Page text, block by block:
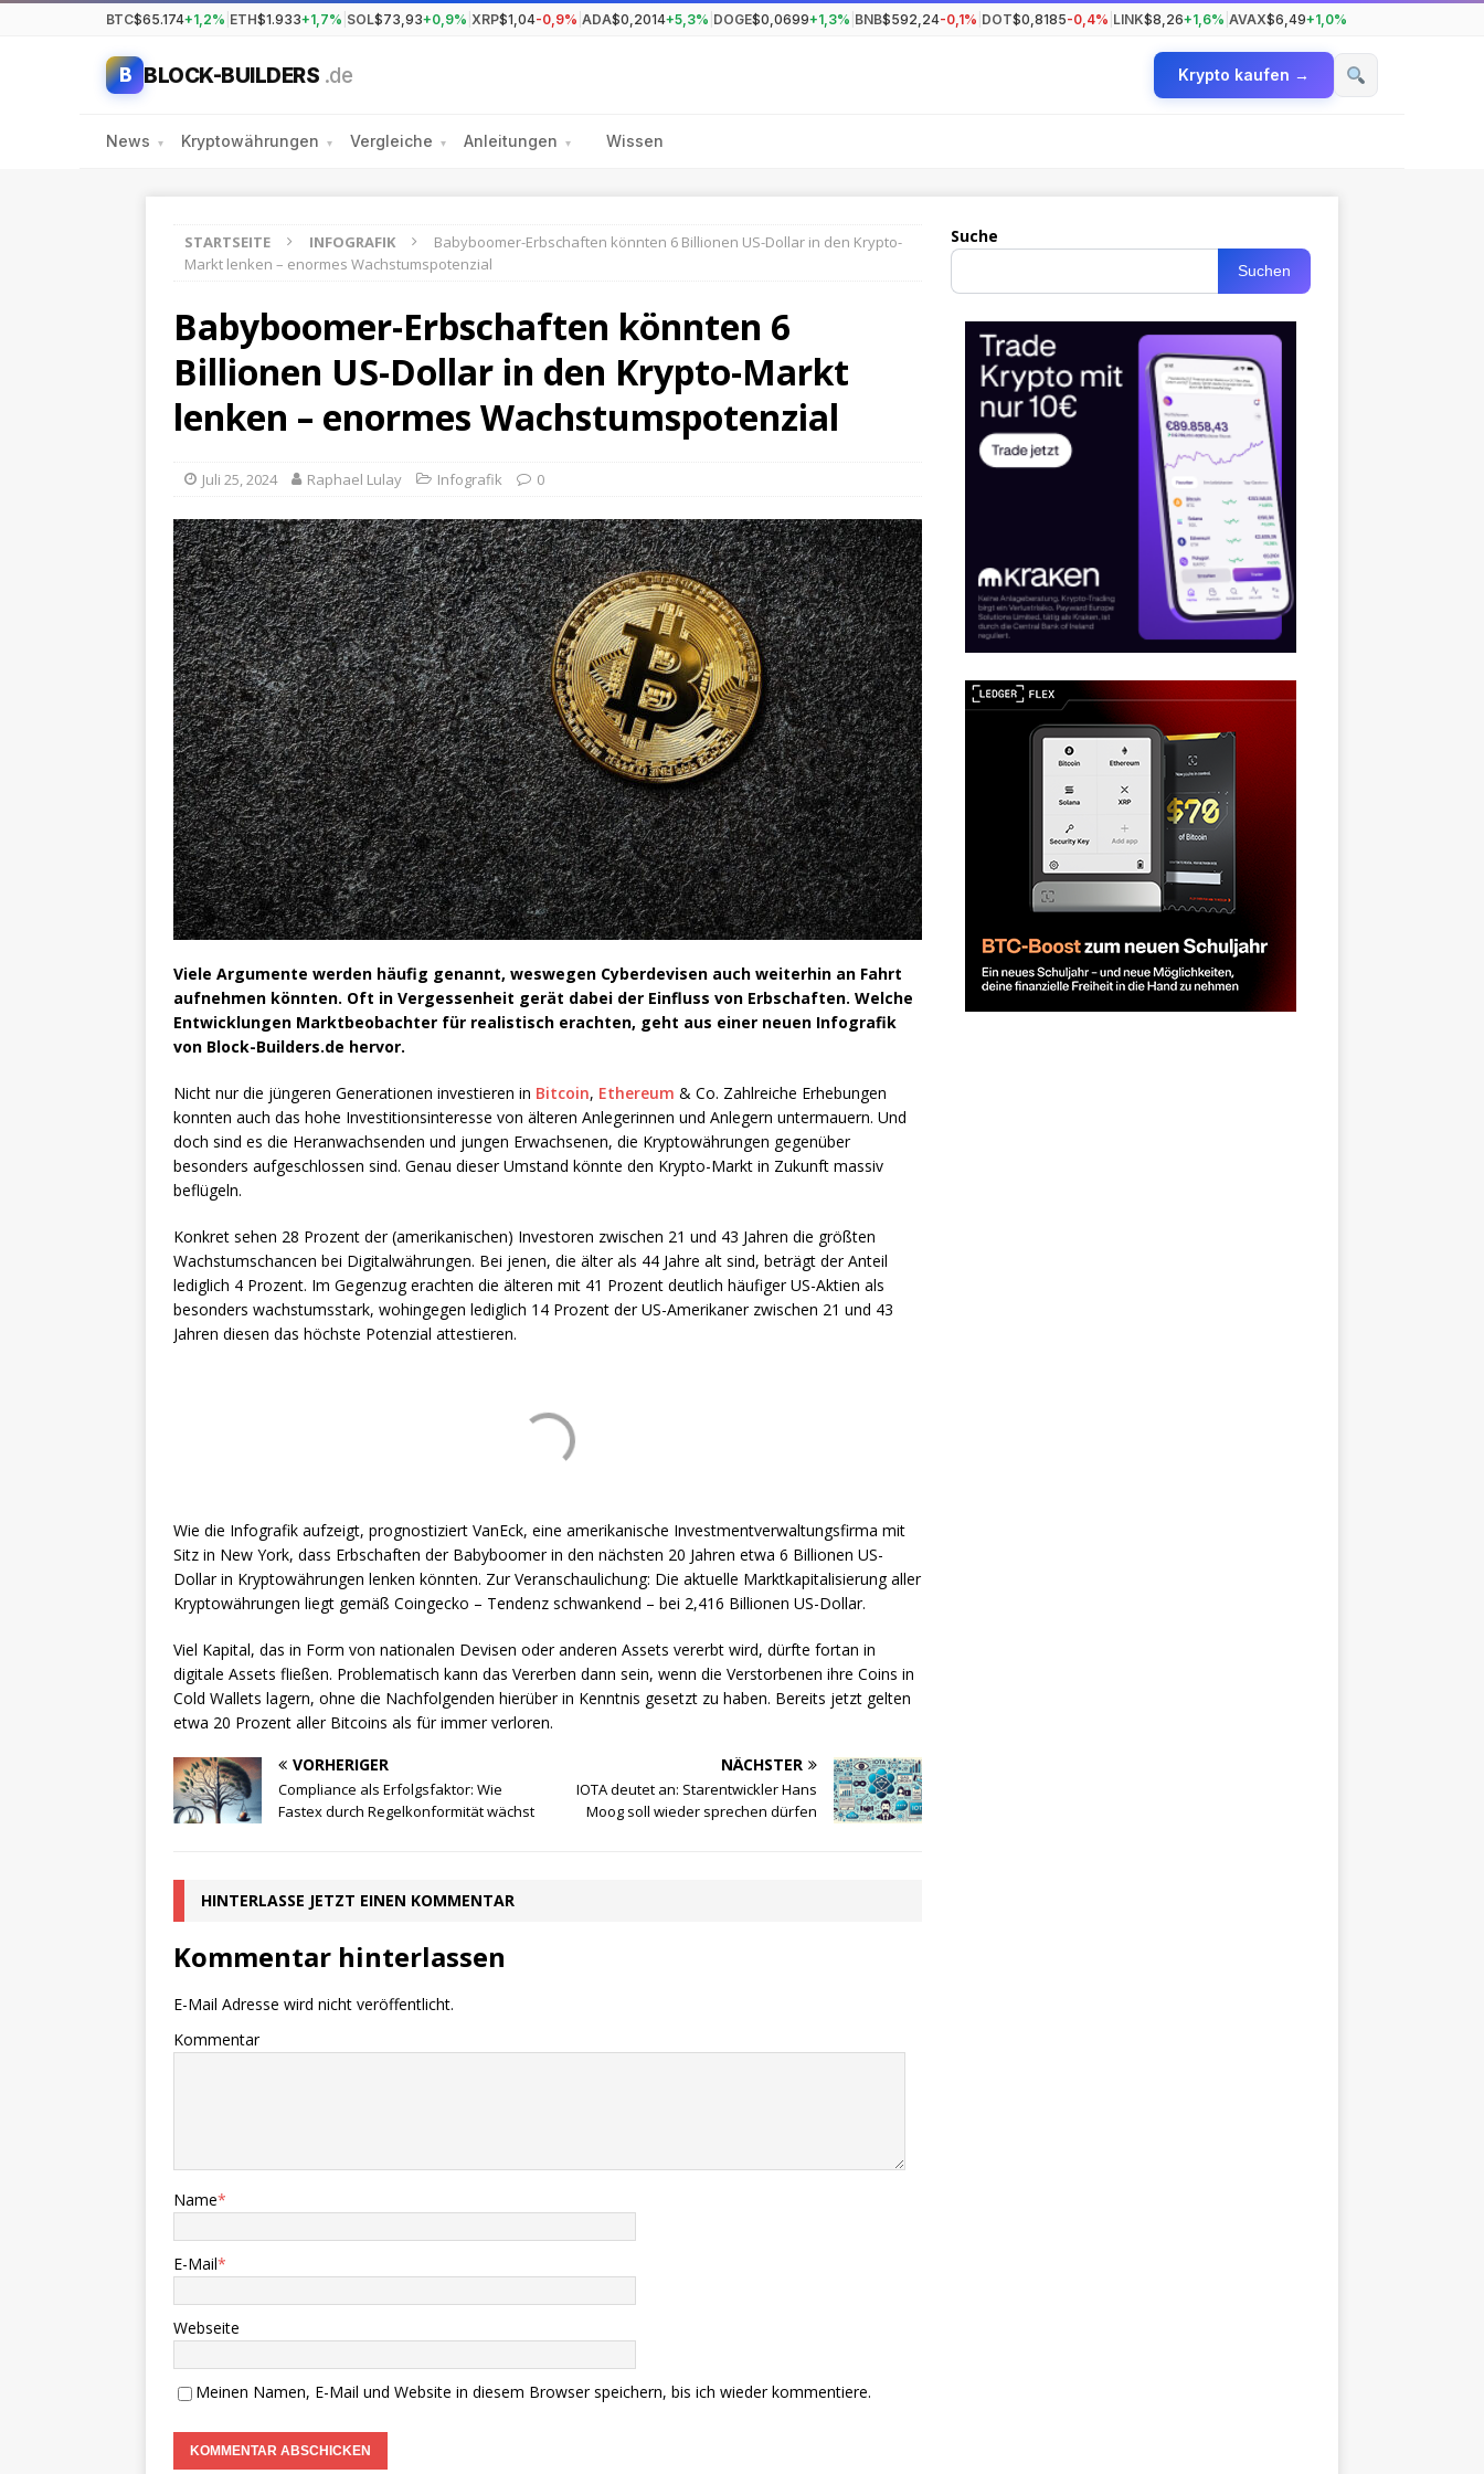
BTC$65.174+1,2% ETH$1.933+1,7% SOL$73,93+0,9% XRP$1,04-0,9% ADA$0,2014+5,3% DOGE$0,0699+1,3% BNB$592,24-0,1% DOT$0,8185-0,4% LINK$8,26+1,6% AVAX$6,49+1,0%
B BLOCK-BUILDERS .de Krypto kaufen →
News ▾ Kryptowährungen ▾ Vergleiche ▾ Anleitungen ▾ Wissen
STARTSEITE INFOGRAFIK
Babyboomer-Erbschaften könnten 6 Billionen US-Dollar in den Krypto-
Markt lenken – enormes Wachstumspotenzial
Babyboomer-Erbschaften könnten 6
Billionen US-Dollar in den Krypto-Markt
lenken – enormes Wachstumspotenzial
Juli 25, 2024 Raphael Lulay Infografik 0
Viele Argumente werden häufig genannt, weswegen Cyberdevisen auch weiterhin an Fahrt
aufnehmen könnten. Oft in Vergessenheit gerät dabei der Einfluss von Erbschaften. Welche
Entwicklungen Marktbeobachter für realistisch erachten, geht aus einer neuen Infografik
von Block-Builders.de hervor.
Nicht nur die jüngeren Generationen investieren in Bitcoin, Ethereum & Co. Zahlreiche Erhebungen
konnten auch das hohe Investitionsinteresse von älteren Anlegerinnen und Anlegern untermauern. Und
doch sind es die Heranwachsenden und jungen Erwachsenen, die Kryptowährungen gegenüber
besonders aufgeschlossen sind. Genau dieser Umstand könnte den Krypto-Markt in Zukunft massiv
beflügeln.
Konkret sehen 28 Prozent der (amerikanischen) Investoren zwischen 21 und 43 Jahren die größten
Wachstumschancen bei Digitalwährungen. Bei jenen, die älter als 44 Jahre alt sind, beträgt der Anteil
lediglich 4 Prozent. Im Gegenzug erachten die älteren mit 41 Prozent deutlich häufiger US-Aktien als
besonders wachstumsstark, wohingegen lediglich 14 Prozent der US-Amerikaner zwischen 21 und 43
Jahren diesen das höchste Potenzial attestieren.
Wie die Infografik aufzeigt, prognostiziert VanEck, eine amerikanische Investmentverwaltungsfirma mit
Sitz in New York, dass Erbschaften der Babyboomer in den nächsten 20 Jahren etwa 6 Billionen US-
Dollar in Kryptowährungen lenken könnten. Zur Veranschaulichung: Die aktuelle Marktkapitalisierung aller
Kryptowährungen liegt gemäß Coingecko – Tendenz schwankend – bei 2,416 Billionen US-Dollar.
Viel Kapital, das in Form von nationalen Devisen oder anderen Assets vererbt wird, dürfte fortan in
digitale Assets fließen. Problematisch kann das Vererben dann sein, wenn die Verstorbenen ihre Coins in
Cold Wallets lagern, ohne die Nachfolgenden hierüber in Kenntnis gesetzt zu haben. Bereits jetzt gelten
etwa 20 Prozent aller Bitcoins als für immer verloren.
VORHERIGER
Compliance als Erfolgsfaktor: Wie
Fastex durch Regelkonformität wächst
NÄCHSTER
IOTA deutet an: Starentwickler Hans
Moog soll wieder sprechen dürfen
HINTERLASSE JETZT EINEN KOMMENTAR
Kommentar hinterlassen
E-Mail Adresse wird nicht veröffentlicht.
Kommentar
Name*
E-Mail*
Webseite
Meinen Namen, E-Mail und Website in diesem Browser speichern, bis ich wieder kommentiere.
Suche
Suchen